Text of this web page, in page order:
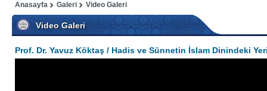
Video Galeri
Galeri
Anasayfa
Video Galeri
Prof. Dr. Yavuz Köktaş / Hadis ve Sünnetin İslam Dinindeki